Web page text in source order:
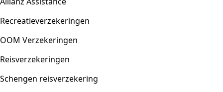
Recreatieverzekeringen
OOM Verzekeringen
Reisverzekeringen
Schengen reisverzekering